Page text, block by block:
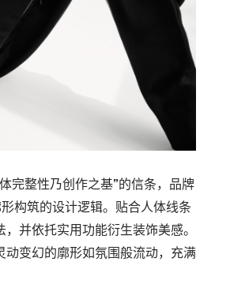
完整性乃创作之基”的信条， 品牌
构筑的设计逻辑。贴合人体线条
，并依托实用功能衍生装饰美感。
动变幻的廓形如 氛围般流动， 充满